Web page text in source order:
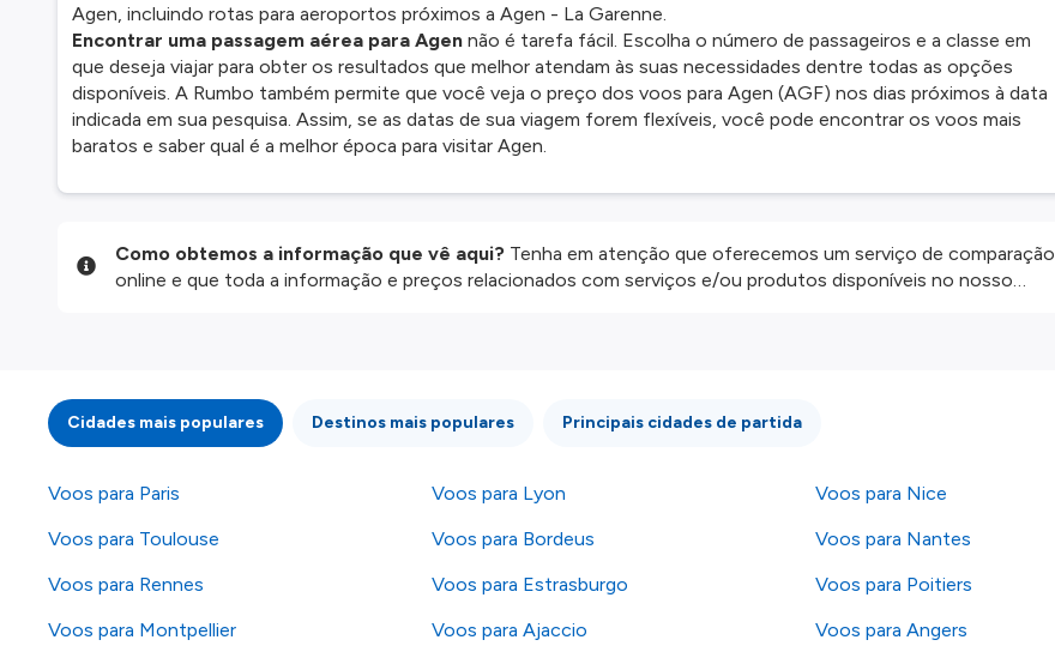
Agen, incluindo rotas para aeroportos próximos a Agen - La Garenne.
Encontrar uma passagem aérea para Agen não é tarefa fácil. Escolha o número de passageiros e a classe em
que deseja viajar para obter os resultados que melhor atendam às suas necessidades dentre todas as opções
disponíveis. A Rumbo também permite que você veja o preço dos voos para Agen (AGF) nos dias próximos à data
indicada em sua pesquisa. Assim, se as datas de sua viagem forem flexíveis, você pode encontrar os voos mais
baratos e saber qual é a melhor época para visitar Agen.
Como obtemos a informação que vê aqui? Tenha em atenção que oferecemos um serviço de comparação
online e que toda a informação e preços relacionados com serviços e/ou produtos disponíveis no nosso
Cidades mais populares Destinos mais populares Principais cidades de partida
Voos para Paris Voos para Lyon Voos para Nice
Voos para Toulouse
Voos para Bordeus Voos para Nantes
Voos para Rennes
Voos para Estrasburgo Voos para Poitiers
Voos para Montpellier
Voos para Ajaccio Voos para Angers